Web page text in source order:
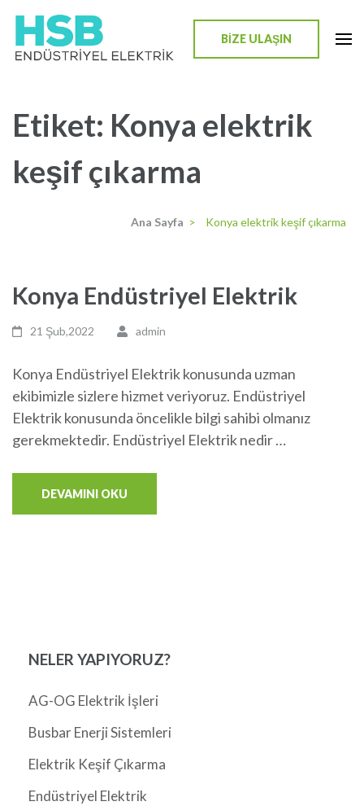
(Enter
BİZE ULAŞIN
Etiket: Konya elektrik
keşif çıkarma
Ana Sayfa > Konya elektrik keşif çıkarma
Konya Endüstriyel Elektrik
21 Şub,2022 admin
Konya Endüstriyel Elektrik konusunda uzman
ekibimizle sizlere hizmet veriyoruz. Endüstriyel
Elektrik konusunda öncelikle bilgi sahibi olmanız
gerekmektedir. Endüstriyel Elektrik nedir …
DEVAMINI OKU
NELER YAPIYORUZ?
AG-OG Elektrik İşleri
Busbar Enerji Sistemleri
Elektrik Keşif Çıkarma
Endüstriyel Elektrik